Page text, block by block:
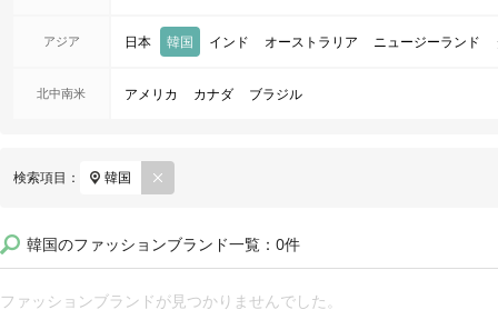
アジア 日本 韓国 インド オーストラリア ニュージーランド
北中南米 アメリカ カナダ ブラジル
検索項目： 韓国
REM
OVE
韓国のファッションブランド一覧：0件
ファッションブランドが見つかりませんでした。